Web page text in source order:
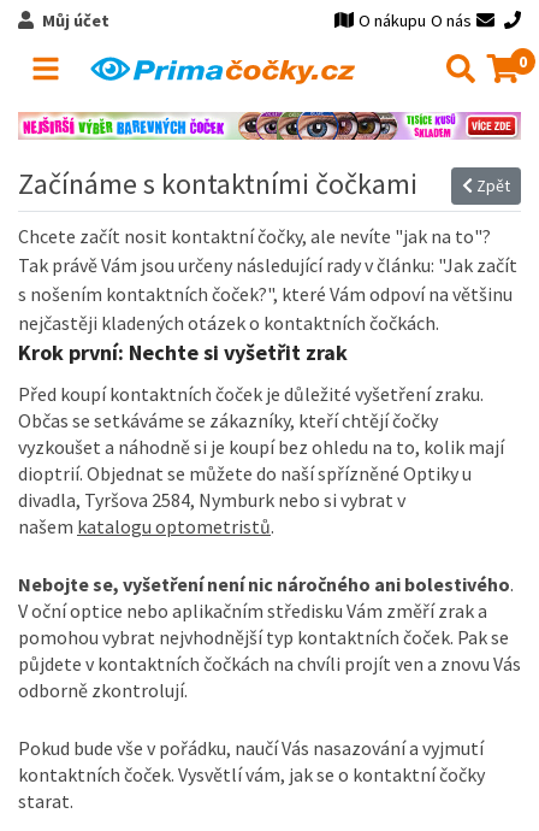
Můj účet O nákupu O nás
0
Začínáme s kontaktními čočkami Zpět
Chcete začít nosit kontaktní čočky, ale nevíte "jak na to"?
Tak právě Vám jsou určeny následující rady v článku: "Jak začít
s nošením kontaktních čoček?", které Vám odpoví na většinu
nejčastěji kladených otázek o kontaktních čočkách.
Krok první: Nechte si vyšetřit zrak
Před koupí kontaktních čoček je důležité vyšetření zraku.
Občas se setkáváme se zákazníky, kteří chtějí čočky
vyzkoušet a náhodně si je koupí bez ohledu na to, kolik mají
dioptrií. Objednat se můžete do naší spřízněné Optiky u
divadla, Tyršova 2584, Nymburk nebo si vybrat v
našem katalogu optometristů.
Nebojte se, vyšetření není nic náročného ani bolestivého.
V oční optice nebo aplikačním středisku Vám změří zrak a
pomohou vybrat nejvhodnější typ kontaktních čoček. Pak se
půjdete v kontaktních čočkách na chvíli projít ven a znovu Vás
odborně zkontrolují.
Pokud bude vše v pořádku, naučí Vás nasazování a vyjmutí
kontaktních čoček. Vysvětlí vám, jak se o kontaktní čočky
starat.